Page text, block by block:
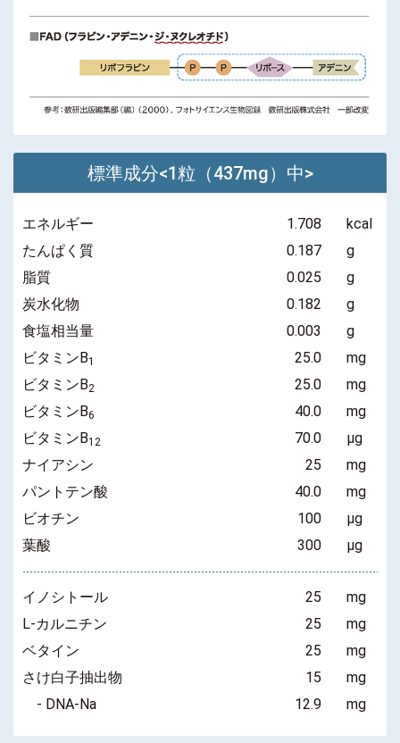
標準成分<1粒（437mg）中>
エネルギー 1.708
kcal
たんぱく質
0.187
g
脂質
0.025
g
炭水化物
0.182
g
食塩相当量
0.003
g
ビタミンB1 25.0
mg
ビタミンB2 25.0
mg
ビタミンB6 40.0
mg
ビタミンB12 70.0
μg
ナイアシン
25
mg
パントテン酸
40.0
mg
ビオチン
100
μg
葉酸
300 μg
イノシトール 25
mg
L-カルニチン
25
mg
ベタイン
25
mg
さけ白子抽出物
15
mg
- DNA-Na
12.9 mg